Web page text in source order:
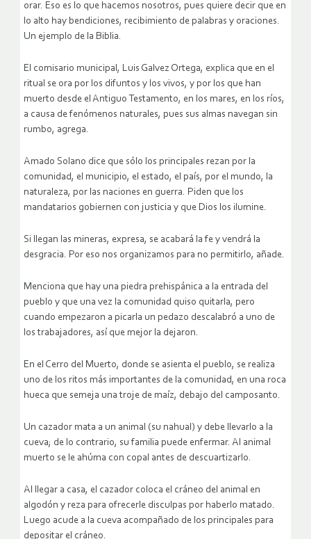
orar. Eso es lo que hacemos nosotros, pues quiere decir que en
lo alto hay bendiciones, recibimiento de palabras y oraciones.
Un ejemplo de la Biblia.
El comisario municipal, Luis Galvez Ortega, explica que en el
ritual se ora por los difuntos y los vivos, y por los que han
muerto desde el Antiguo Testamento, en los mares, en los ríos,
a causa de fenómenos naturales, pues sus almas navegan sin
rumbo, agrega.
Amado Solano dice que sólo los principales rezan por la
comunidad, el municipio, el estado, el país, por el mundo, la
naturaleza, por las naciones en guerra. Piden que los
mandatarios gobiernen con justicia y que Dios los ilumine.
Si llegan las mineras, expresa, se acabará la fe y vendrá la
desgracia. Por eso nos organizamos para no permitirlo, añade.
Menciona que hay una piedra prehispánica a la entrada del
pueblo y que una vez la comunidad quiso quitarla, pero
cuando empezaron a picarla un pedazo descalabró a uno de
los trabajadores, así que mejor la dejaron.
En el Cerro del Muerto, donde se asienta el pueblo, se realiza
uno de los ritos más importantes de la comunidad, en una roca
hueca que semeja una troje de maíz, debajo del camposanto.
Un cazador mata a un animal (su nahual) y debe llevarlo a la
cueva; de lo contrario, su familia puede enfermar. Al animal
muerto se le ahúma con copal antes de descuartizarlo.
Al llegar a casa, el cazador coloca el cráneo del animal en
algodón y reza para ofrecerle disculpas por haberlo matado.
Luego acude a la cueva acompañado de los principales para
depositar el cráneo.